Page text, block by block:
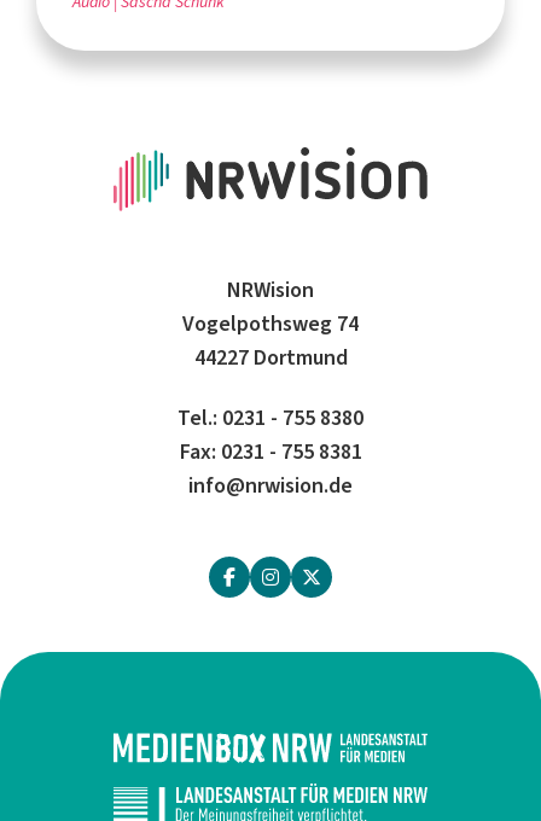
NRWision
Vogelpothsweg 74
44227 Dortmund
Tel.: 0231 - 755 8380
Fax: 0231 - 755 8381
info@nrwision.de